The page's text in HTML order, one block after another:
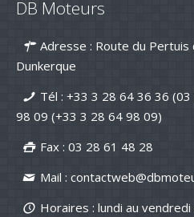
% sur les kits d’entretien pour
16-mar-2026
Nouvelle série "Stealth Line" chez
Suzuki Marine : Disponible dès
26-Jan-2026
DB Moteurs vous souhaite une
projets motorisés !
DB Moteurs
Adresse : Route du Pertuis
Dunkerque
Tél : +33 3 28 64 36 36
98 09 (+33 3 28 64 98 09)
Fax : 03 28 61 48 28
Mail :
Horaires : lundi au